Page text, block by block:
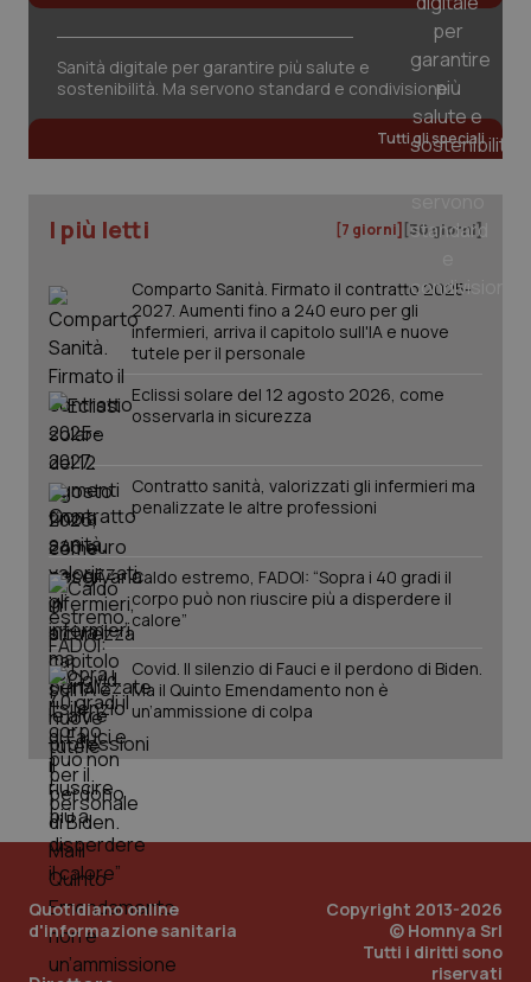
Oncologia & Nutrizione
Quotidiano Chirurgia
Quotidiano Oncologia
Quotidiano Pediatria
Rene & patologie urogenitali
Salute orale & impianti
Sangue & coagulazione
Tiroide
Tumore al seno
Tumore ovarico
Tumori del Polmone & Testa Collo
Tumori gastrointestinali
Ulcera & Reflusso
Vaccini
Sanità digitale per garantire più salute e
sostenibilità. Ma servono standard e condivisione
Tutti gli speciali
I più letti [7 giorni] [30 giorni]
Comparto Sanità. Firmato il contratto 2025-
2027. Aumenti fino a 240 euro per gli
infermieri, arriva il capitolo sull'IA e nuove
tutele per il personale
Eclissi solare del 12 agosto 2026, come
osservarla in sicurezza
Contratto sanità, valorizzati gli infermieri ma
penalizzate le altre professioni
Caldo estremo, FADOI: “Sopra i 40 gradi il
corpo può non riuscire più a disperdere il
calore”
Covid. Il silenzio di Fauci e il perdono di Biden.
Ma il Quinto Emendamento non è
un’ammissione di colpa
Quotidiano online
d'informazione sanitaria
Copyright 2013-2026
© Homnya Srl
Tutti i diritti sono
riservati
I cookie necessari contribuiscono a rendere fruibile il
sito web abilitandone funzionalità di base quali la
protette del sito. Il sito web non è in grado di
funzionare correttamente senza questi cookie.
.youtube.com
CookieScriptConsent
CookieScript
www.quotidianosanita.it
tracking-enable
2